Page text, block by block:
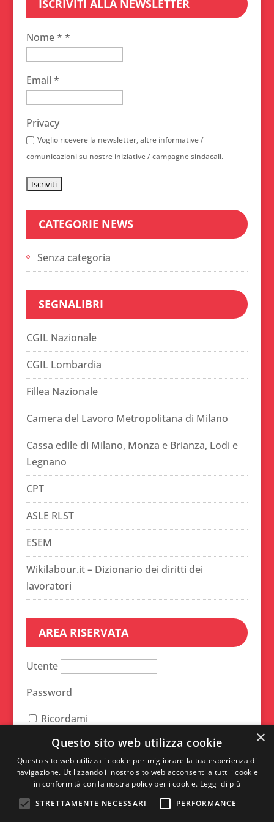
ISCRIVITI ALLA NEWSLETTER
Nome * *
Email *
Privacy
Voglio ricevere la newsletter, altre informative /
comunicazioni su nostre iniziative / campagne sindacali.
CATEGORIE NEWS
Senza categoria
SEGNALIBRI
CGIL Nazionale
CGIL Lombardia
Fillea Nazionale
Camera del Lavoro Metropolitana di Milano
Cassa edile di Milano, Monza e Brianza, Lodi e
Legnano
CPT
ASLE RLST
ESEM
Wikilabour.it – Dizionario dei diritti dei
lavoratori
AREA RISERVATA
Utente
Password
Ricordami
A
l
e
×
Questo sito web utilizza cookie
Questo sito web utilizza i cookie per migliorare la tua esperienza di
navigazione. Utilizzando il nostro sito web acconsenti a tutti i cookie
in conformità con la nostra policy per i cookie. Leggi di più
STRETTAMENTE NECESSARI
PERFORMANCE